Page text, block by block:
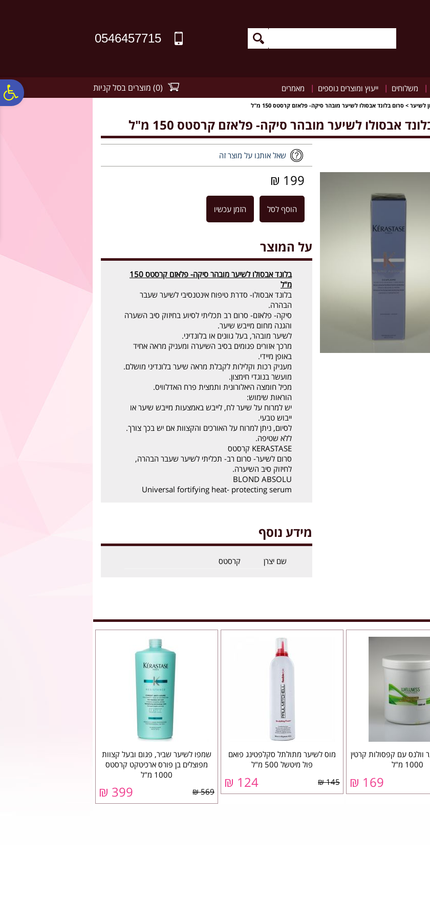
0546457715
| משלוחים | ייעוץ ומוצרים נוספים | מאמרים (
0
) מוצרים בסל קניות
לשיער > סרום בלונד אבסולו לשיער מובהר סיקה- פלאזם קרסטס 150 מ"ל
אבסולו לשיער מובהר סיקה- פלאזם קרסטס 150 מ"ל
שאל אותנו על מוצר זה
199 ₪
הוסף לסל הזמן עכשיו
על המוצר
בלונד אבסולו לשיער מובהר סיקה- פלאזם קרסטס 150
מ"ל
בלונד אבסולו- סדרת טיפוח אינטנסיבי לשיער שעבר
הבהרה.
סיקה- פלאזם- סרום רב תכליתי לסיוע בחיזוק סיב השערה
והגנה מחום מייבש שיער.
לשיער מובהר, בעל גוונים או בלונדיני.
מרכך אזורים פגומים בסיב השיערה ומעניק מראה אחיד
באופן מיידי.
מעניק רכות וקלילות לקבלת מראה שיער בלונדיני מושלם.
מועשר בנוגדי חימצון.
מכיל חומצה היאלורונית ותמצית פרח האדלוויס.
הוראות שימוש:
יש למרוח על שיער לח, לייבש באמצעות מייבש שיער או
ייבוש טבעי.
לסיום, ניתן למרוח על האורכים והקצוות אם יש בכך צורך.
ללא שטיפה.
KERASTASE קרסטס
סרום לשיער- סרום רב- תכליתי לשיער שעבר הבהרה,
לחיזוק סיב השיערה.
BLOND ABSOLU
Universal fortifying heat- protecting serum
מידע נוסף
שם יצרן קרסטס
וולנס עם קפסולות קרטין
1000 מ"ל
169 ₪
מוס לשיער מתולתל סקלפטינג פואם
פול מיטשל 500 מ"ל
145 ₪
124 ₪
שמפו לשיער שביר, פגום ובעל קצוות
מפוצלים בן פורס ארכיטקט קרסטס
1000 מ"ל
569 ₪
399 ₪